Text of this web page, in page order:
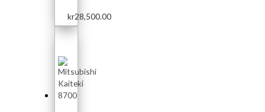
kr28,500.00